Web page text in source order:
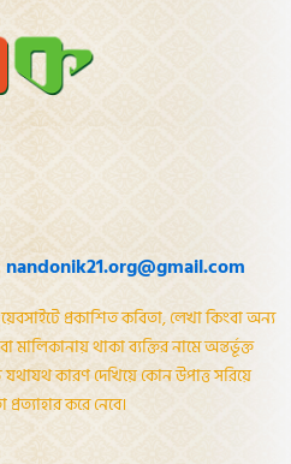
nandonik21.org@gmail.com
প্রকাশিত কবিতা, লেখা কিংবা অন্য
মালিকানায় থাকা ব্যক্তির নামে অন্তর্ভূক্ত
যথাযথ কারণ দেখিয়ে কোন উপাত্ত সরিয়ে
করে নেবে।